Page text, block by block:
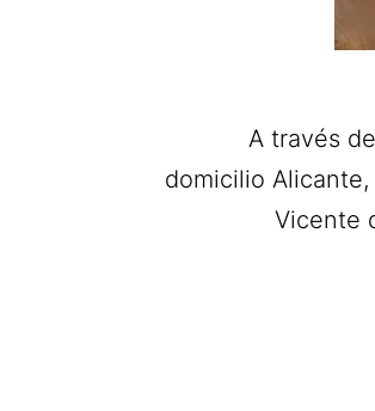
A través
domicilio Alicante,
Vicente